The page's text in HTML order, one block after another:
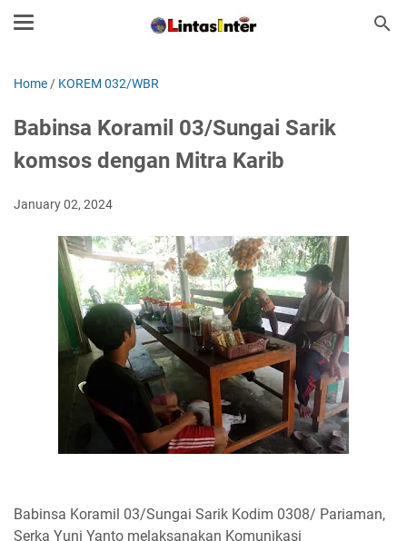
Home / KOREM 032/WBR
Babinsa Koramil 03/Sungai Sarik
komsos dengan Mitra Karib
January 02, 2024
Babinsa Koramil 03/Sungai Sarik Kodim 0308/ Pariaman,
Serka Yuni Yanto melaksanakan Komunikasi